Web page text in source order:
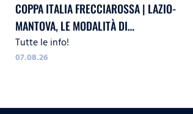
COPPA ITALIA FRECCIAROSSA | LAZIO-
MANTOVA, LE MODALITÀ DI
ACCREDITO
Tutte le info!
07.08.26